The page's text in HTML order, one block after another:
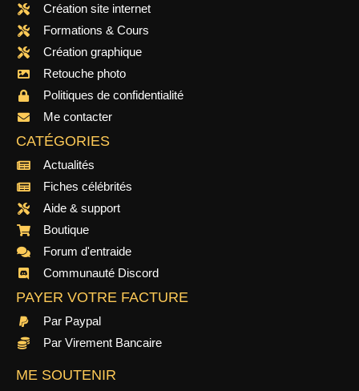
Création site internet
Formations & Cours
Création graphique
Retouche photo
Politiques de confidentialité
Me contacter
CATÉGORIES
Actualités
Fiches célébrités
Aide & support
Boutique
Forum d'entraide
Communauté Discord
PAYER VOTRE FACTURE
Par Paypal
Par Virement Bancaire
ME SOUTENIR